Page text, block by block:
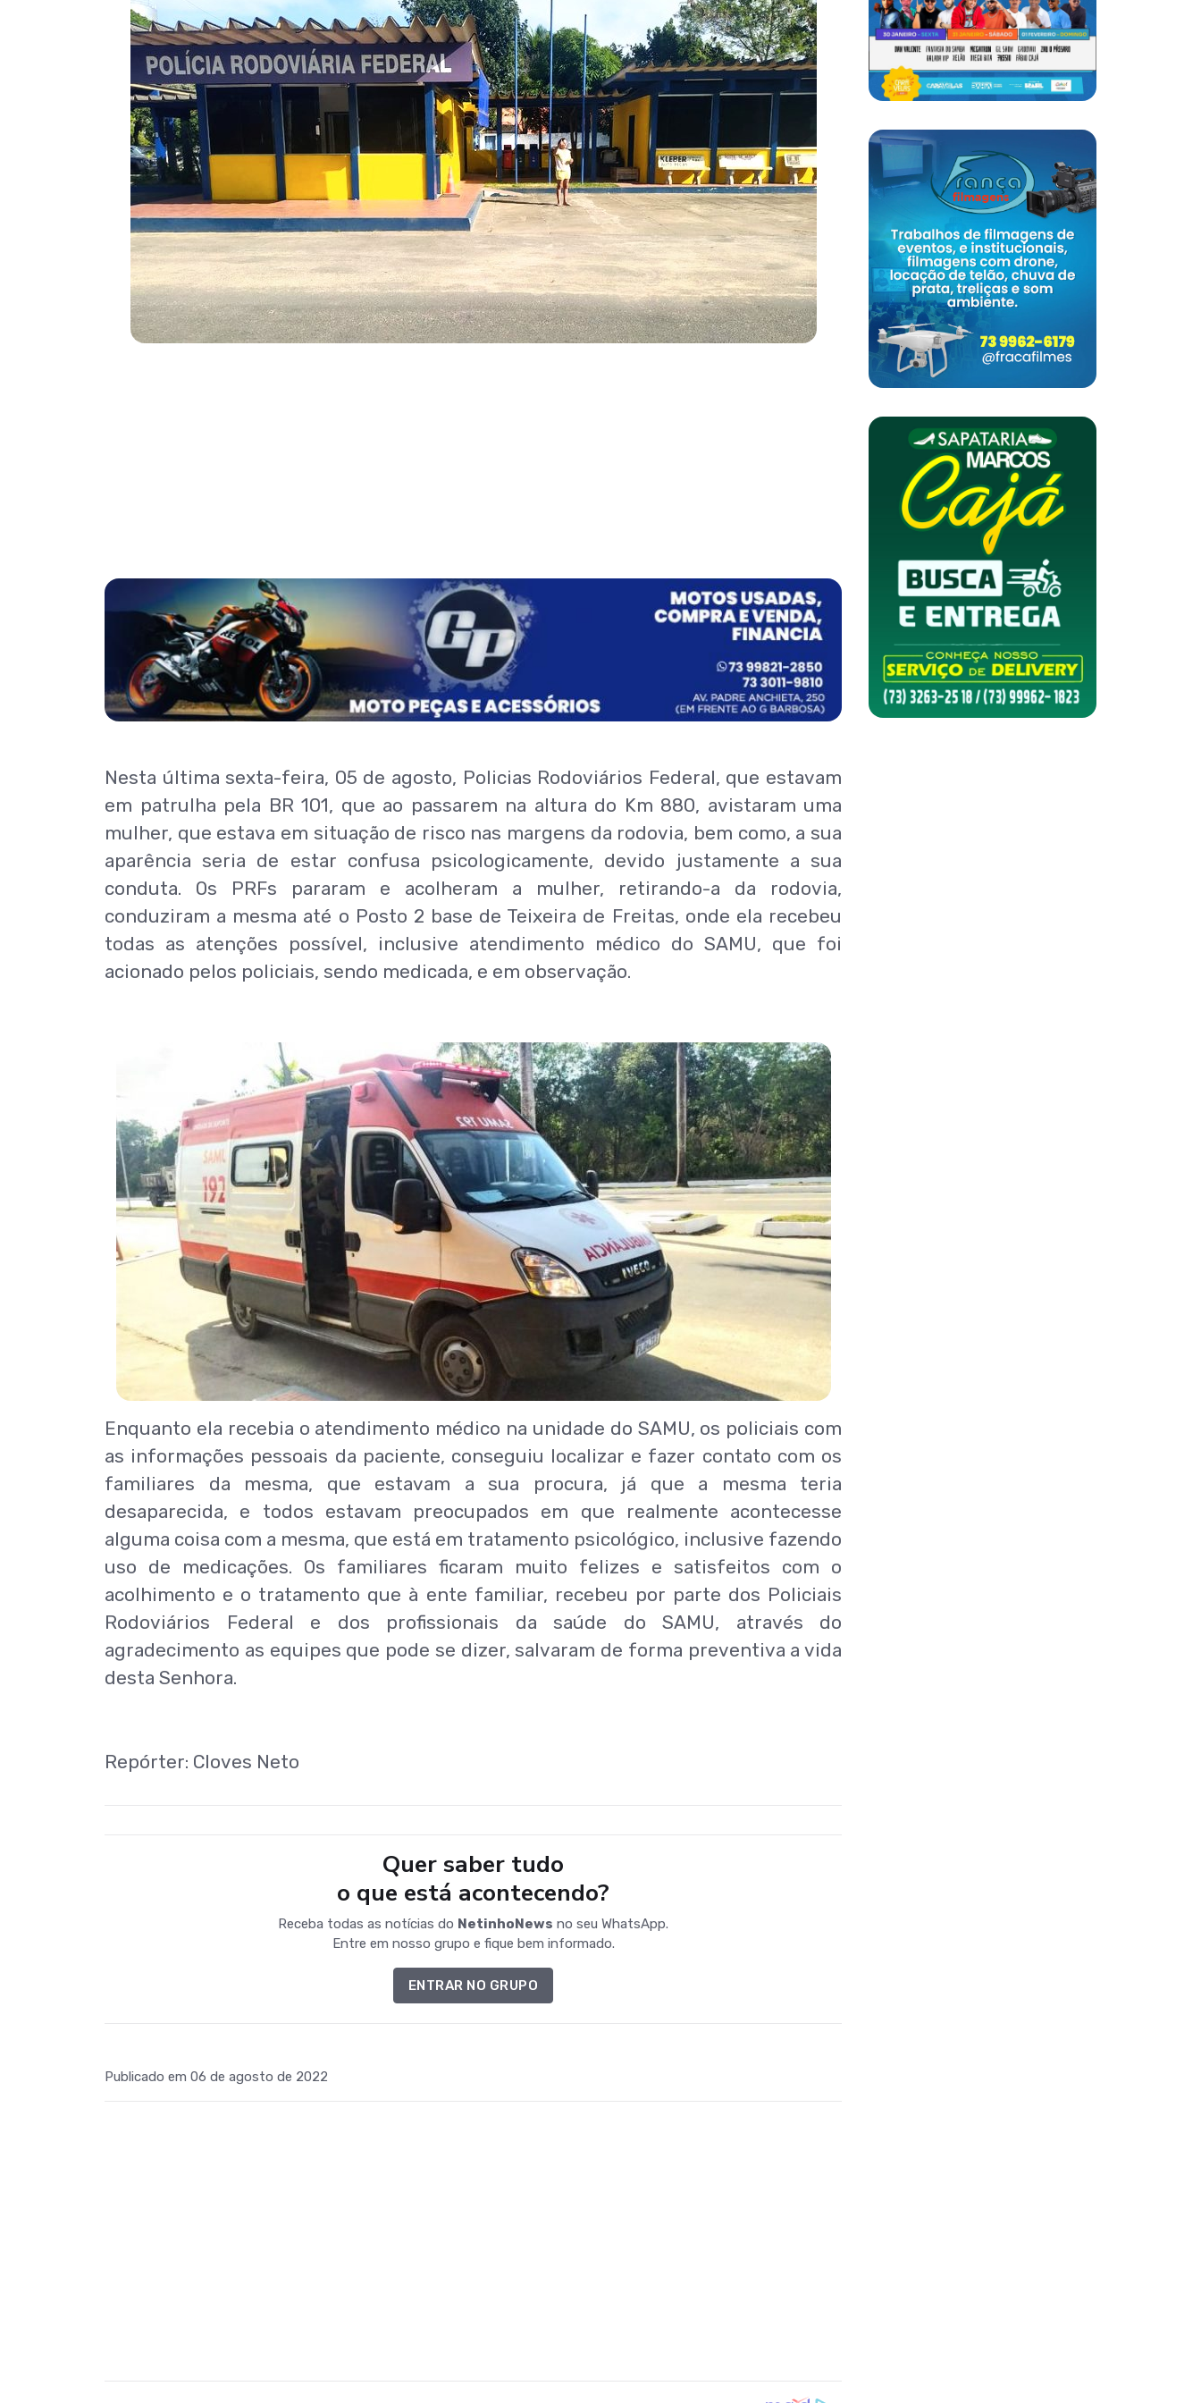
Nesta última sexta-feira, 05 de agosto, Policias Rodoviários Federal, que estavam
em patrulha pela BR 101, que ao passarem na altura do Km 880, avistaram uma
mulher, que estava em situação de risco nas margens da rodovia, bem como, a sua
aparência seria de estar confusa psicologicamente, devido justamente a sua
conduta. Os PRFs pararam e acolheram a mulher, retirando-a da rodovia,
conduziram a mesma até o Posto 2 base de Teixeira de Freitas, onde ela recebeu
todas as atenções possível, inclusive atendimento médico do SAMU, que foi
acionado pelos policiais, sendo medicada, e em observação.
Enquanto ela recebia o atendimento médico na unidade do SAMU, os policiais com
as informações pessoais da paciente, conseguiu localizar e fazer contato com os
familiares da mesma, que estavam a sua procura, já que a mesma teria
desaparecida, e todos estavam preocupados em que realmente acontecesse
alguma coisa com a mesma, que está em tratamento psicológico, inclusive fazendo
uso de medicações. Os familiares ficaram muito felizes e satisfeitos com o
acolhimento e o tratamento que à ente familiar, recebeu por parte dos Policiais
Rodoviários Federal e dos profissionais da saúde do SAMU, através do
agradecimento as equipes que pode se dizer, salvaram de forma preventiva a vida
desta Senhora.
Repórter: Cloves Neto
Quer saber tudo
o que está acontecendo?
Receba todas as notícias do NetinhoNews no seu WhatsApp.
Entre em nosso grupo e fique bem informado.
ENTRAR NO GRUPO
Publicado em 06 de agosto de 2022